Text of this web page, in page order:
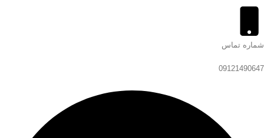
شماره تماس
09121490647